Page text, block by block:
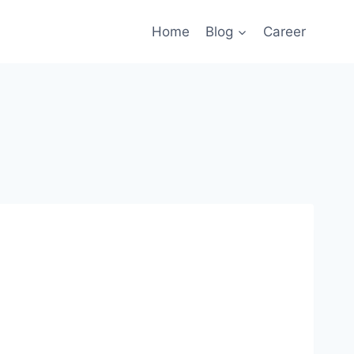
Home Blog Career